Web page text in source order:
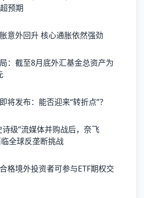
预期
意外回升 核心通胀依然强劲
将发布：能否迎来“转折点”？
全球反垄断挑战